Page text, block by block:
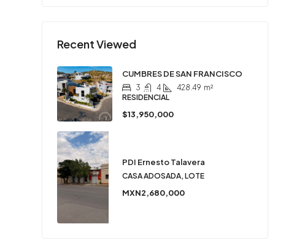
Recent Viewed
CUMBRES DE SAN FRANCISCO
3 4 428.49 m²
RESIDENCIAL
$13,950,000
PDI Ernesto Talavera
CASA ADOSADA, LOTE
MXN2,680,000